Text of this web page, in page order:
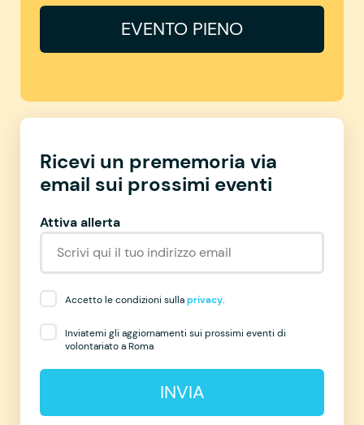
EVENTO PIENO
Ricevi un prememoria via
email sui prossimi eventi
Attiva allerta
Accetto le condizioni sullaprivacy.
Inviatemi gli aggiornamenti sui prossimi eventi di
volontariato a Roma
INVIA